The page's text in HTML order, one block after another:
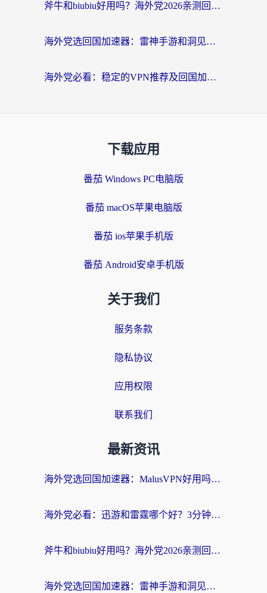
斧牛和biubiu好用吗？海外党2026亲测回国加速器指南，附番茄加速器深度体验
海外党选回国加速器：雷神手游和洞见哪个好？附iPhone免费VPN推荐及ChickCNUfunR实测
海外党必看：稳定的VPN推荐及回国加速器选择全攻略——告别地域限制，轻松刷国内资源
下载应用
番茄 Windows PC电脑版
番茄 macOS苹果电脑版
番茄 ios苹果手机版
番茄 Android安卓手机版
关于我们
服务条款
隐私协议
应用权限
联系我们
最新资讯
海外党选回国加速器：MalusVPN好用吗？和快帆VPN哪个好？附真实对比与避坑指南
海外党必看：迅游和雷霆哪个好？3分钟教你选对回国加速器，无缝刷国内剧玩手游
斧牛和biubiu好用吗？海外党2026亲测回国加速器指南，附番茄加速器深度体验
海外党选回国加速器：雷神手游和洞见哪个好？附iPhone免费VPN推荐及ChickCNUfunR实测